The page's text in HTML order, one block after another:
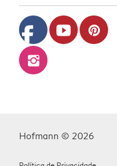
facebook youtube pinterest
instagram
Hofmann © 2026